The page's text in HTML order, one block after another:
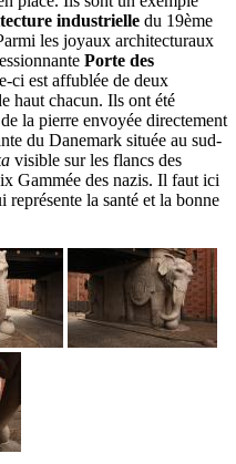
industrielle du 19ème
les joyaux architecturaux
Porte des
ci est affublée de deux
haut chacun. Ils ont été
la pierre envoyée directement
du Danemark située au sud-
visible sur les flancs des
Gammée des nazis. Il faut ici
la santé et la bonne